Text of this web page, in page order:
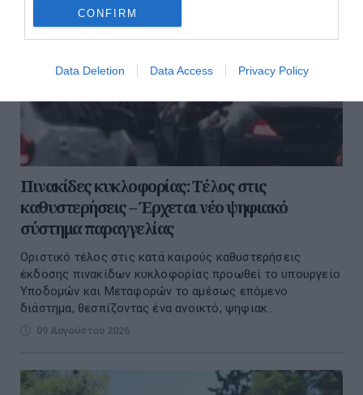
CONFIRM
Data Deletion Data Access Privacy Policy
Πινακίδες κυκλοφορίας: Τέλος στις
καθυστερήσεις – Έρχεται νέο ψηφιακό
σύστημα παραγγελίας
Οριστικό τέλος στις κατά καιρούς καθυστερήσεις
έκδοσης πινακίδων κυκλοφορίας προωθεί το υπουργείο
Υποδομών και Μεταφορών το αμέσως επόμενο
διάστημα, θεσπίζοντας ένα ανοικτό, ψηφιακ...
09 Αυγούστου 2026